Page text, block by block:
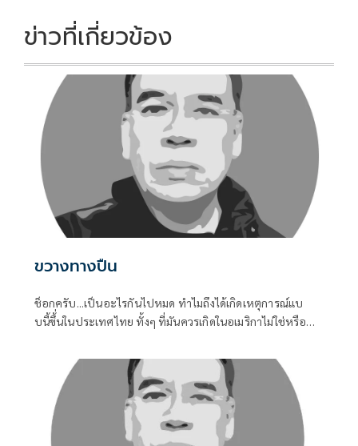
k k
ข่าวที่เกี่ยวข้อง
ขวางทางปืน
ช็อกครับ...เป็นอะไรกันไปหมด ทำไมถึงได้เกิดเหตุการณ์แบ
บนี้ขึ้่นในประเทศไทย ทั้งๆ ที่มันควรเกิดในอเมริกาไม่ใช่หรือ
ไม่ว่าเด็กหรือผูัใหญ่ เมื่อถึงคราวต้องการใช้ มันหาได้ไม่ยาก